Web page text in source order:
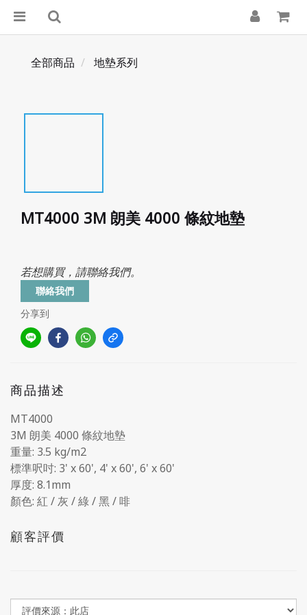
全部商品 地墊系列
MT4000 3M 朗美 4000 條紋地墊
若想購買，請聯絡我們。
聯絡我們
分享到
商品描述
MT4000
3M 朗美 4000 條紋地墊
重量: 3.5 kg/m2
標準呎吋: 3' x 60', 4' x 60', 6' x 60'
厚度: 8.1mm
顏色: 紅 / 灰 / 綠 / 黑 / 啡
顧客評價